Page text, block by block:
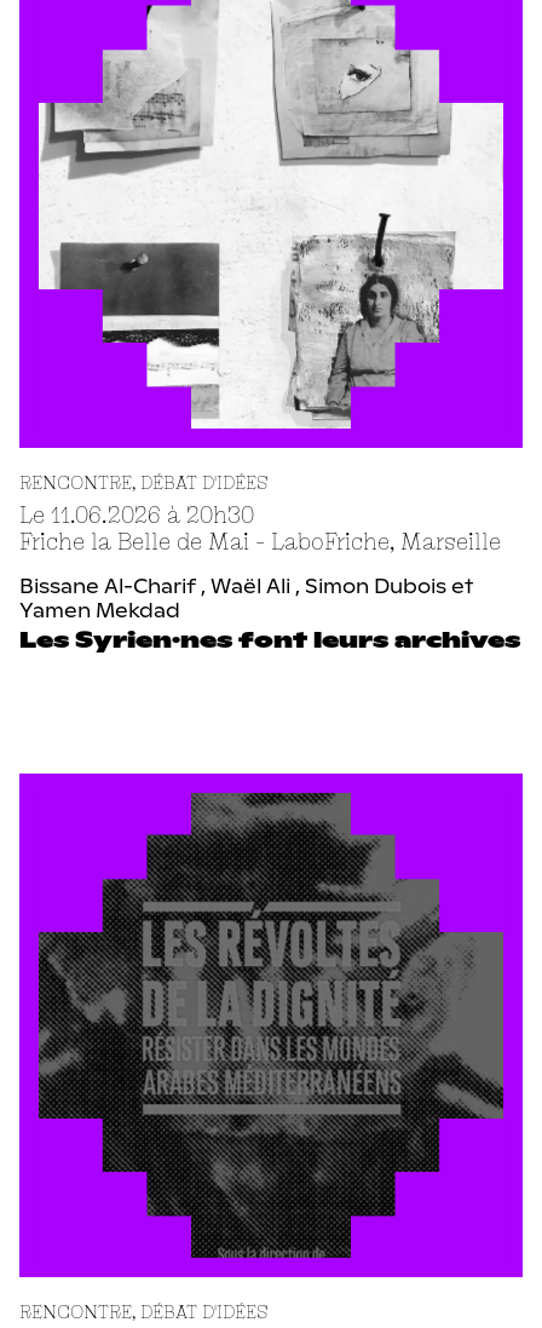
RENCONTRE
LABORATOIRE DE CRÉATION
Les Syrien·nes font leurs archives
Bissane Al-Charif , Waël Ali , Simon Dubois et
Yamen Mekdad
RENCONTRE DÉBAT D'IDÉES
Le 11.06.2026 à 20h30
Friche la Belle de Mai - LaboFriche, Marseille
RENCONTRE DÉBAT D'IDÉES